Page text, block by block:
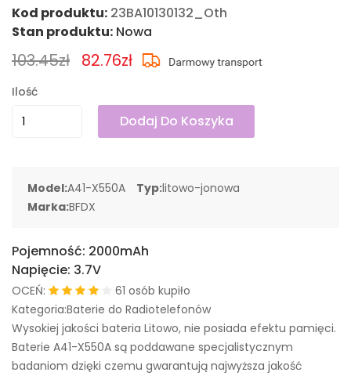
Kod produktu: 23BA10130132_Oth
Stan produktu: Nowa
103.45zł 82.76zł
Ilość
Dodaj Do Koszyka
Model:A41-X550A Typ:litowo-jonowa
Marka:BFDX
Pojemność: 2000mAh
Napięcie: 3.7V
OCEŃ:
61 osób kupiło
Kategoria:Baterie do Radiotelefonów
Wysokiej jakości bateria Litowo, nie posiada efektu pamięci.
Baterie A41-X550A są poddawane specjalistycznym
badaniom dzięki czemu gwarantują najwyższa jakość